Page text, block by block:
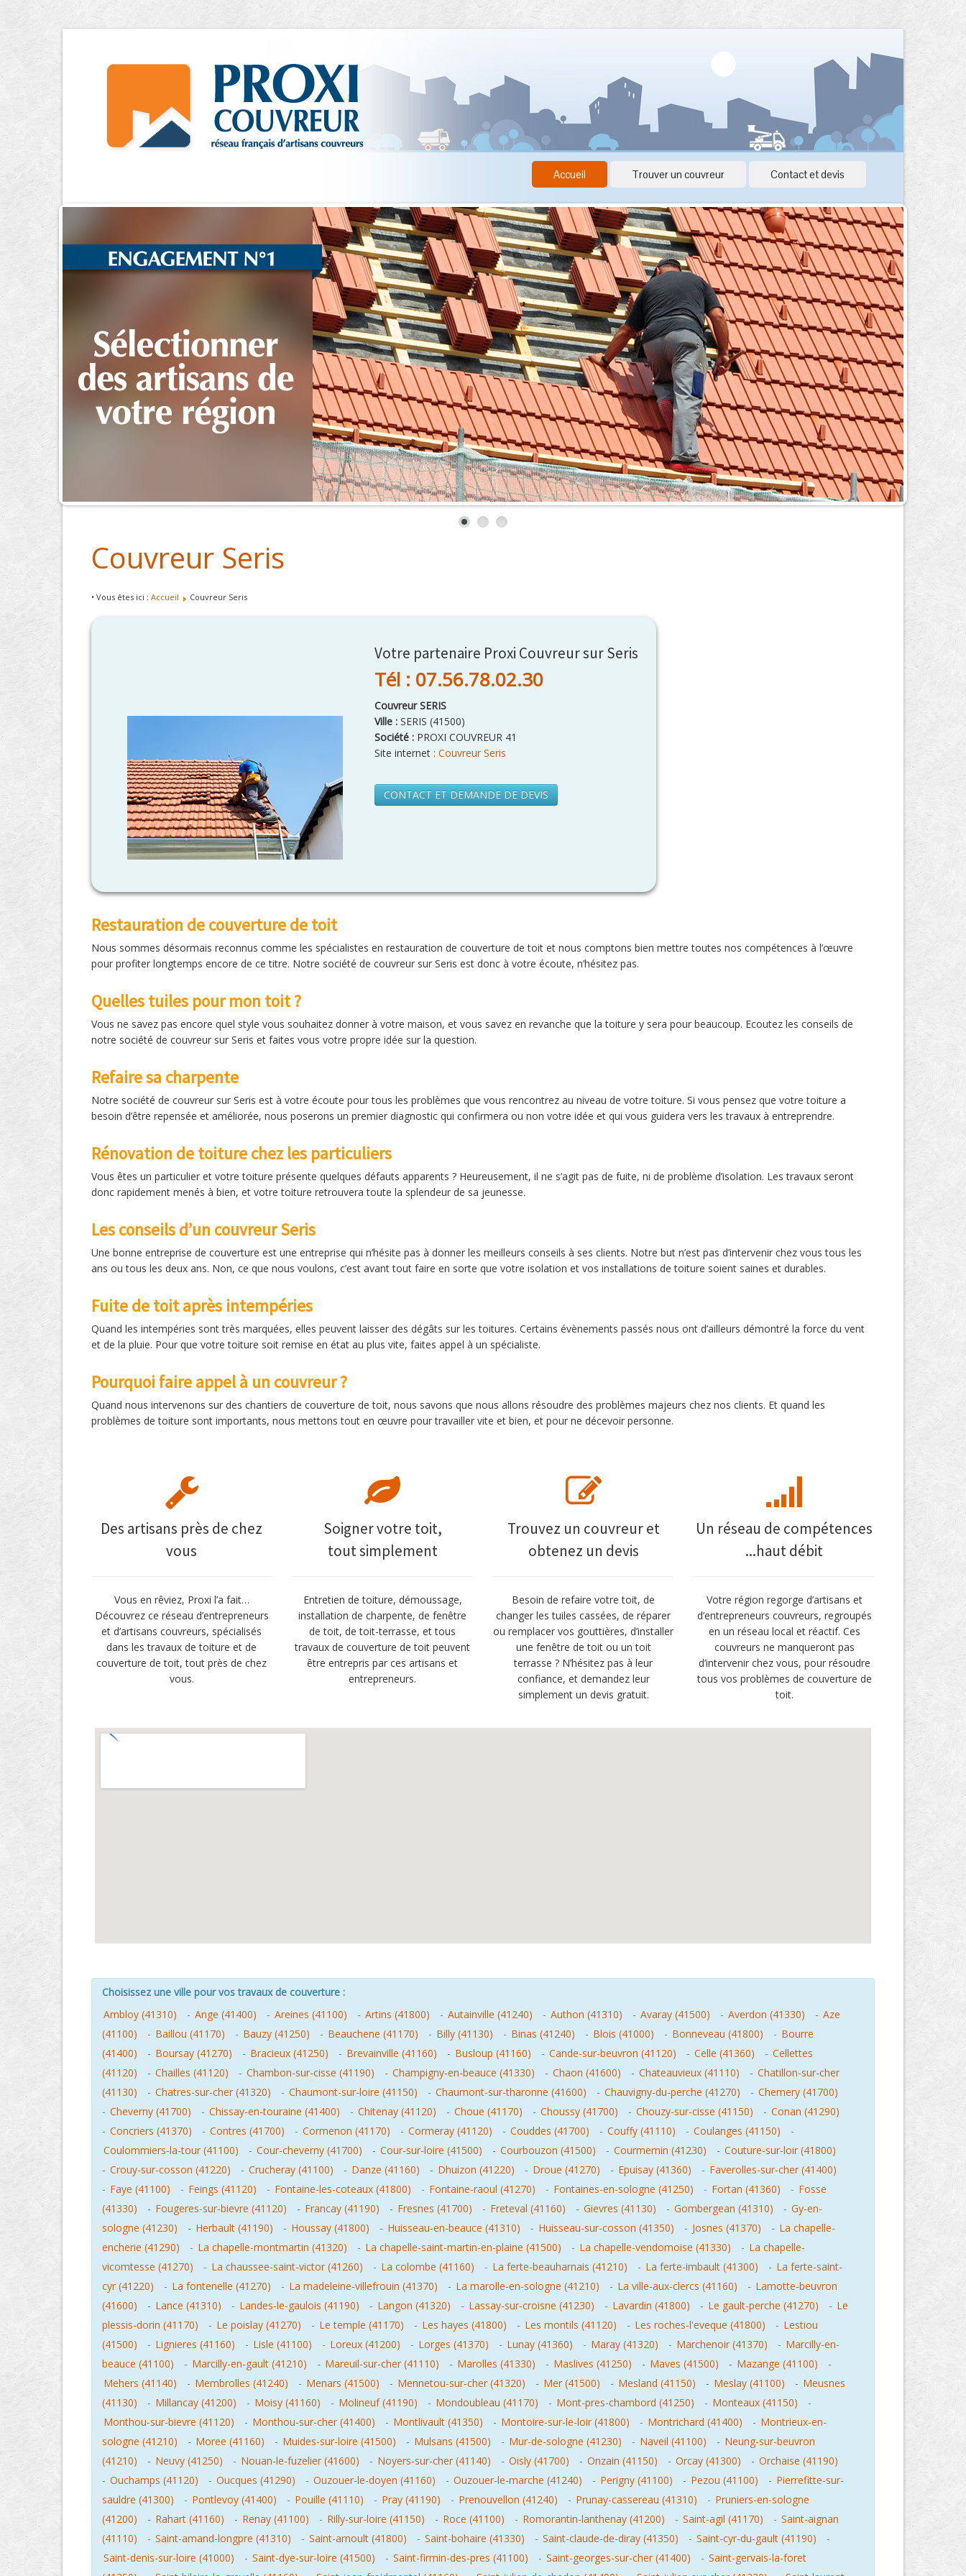
Accueil Trouver un couvreur Contact et devis
Couvreur Seris
• Vous êtes ici : Accueil Couvreur Seris
Votre partenaire Proxi Couvreur sur Seris
Tél : 07.56.78.02.30
Couvreur SERIS
Ville : SERIS (41500)
Société : PROXI COUVREUR 41
Site internet : Couvreur Seris
CONTACT ET DEMANDE DE DEVIS
Restauration de couverture de toit
Nous sommes désormais reconnus comme les spécialistes en restauration de couverture de toit et nous comptons bien mettre toutes nos compétences à l’œuvre
pour profiter longtemps encore de ce titre. Notre société de couvreur sur Seris est donc à votre écoute, n’hésitez pas.
Quelles tuiles pour mon toit ?
Vous ne savez pas encore quel style vous souhaitez donner à votre maison, et vous savez en revanche que la toiture y sera pour beaucoup. Ecoutez les conseils de
notre société de couvreur sur Seris et faites vous votre propre idée sur la question.
Refaire sa charpente
Notre société de couvreur sur Seris est à votre écoute pour tous les problèmes que vous rencontrez au niveau de votre toiture. Si vous pensez que votre toiture a
besoin d’être repensée et améliorée, nous poserons un premier diagnostic qui confirmera ou non votre idée et qui vous guidera vers les travaux à entreprendre.
Rénovation de toiture chez les particuliers
Vous êtes un particulier et votre toiture présente quelques défauts apparents ? Heureusement, il ne s’agit pas de fuite, ni de problème d’isolation. Les travaux seront
donc rapidement menés à bien, et votre toiture retrouvera toute la splendeur de sa jeunesse.
Les conseils d’un couvreur Seris
Une bonne entreprise de couverture est une entreprise qui n’hésite pas à donner les meilleurs conseils à ses clients. Notre but n’est pas d’intervenir chez vous tous les
ans ou tous les deux ans. Non, ce que nous voulons, c’est avant tout faire en sorte que votre isolation et vos installations de toiture soient saines et durables.
Fuite de toit après intempéries
Quand les intempéries sont très marquées, elles peuvent laisser des dégâts sur les toitures. Certains évènements passés nous ont d’ailleurs démontré la force du vent
et de la pluie. Pour que votre toiture soit remise en état au plus vite, faites appel à un spécialiste.
Pourquoi faire appel à un couvreur ?
Quand nous intervenons sur des chantiers de couverture de toit, nous savons que nous allons résoudre des problèmes majeurs chez nos clients. Et quand les
problèmes de toiture sont importants, nous mettons tout en œuvre pour travailler vite et bien, et pour ne décevoir personne.
Des artisans près de chez
vous
Vous en rêviez, Proxi l’a fait…
Découvrez ce réseau d’entrepreneurs
et d’artisans couvreurs, spécialisés
dans les travaux de toiture et de
couverture de toit, tout près de chez
vous.
Soigner votre toit,
tout simplement
Entretien de toiture, démoussage,
installation de charpente, de fenêtre
de toit, de toit-terrasse, et tous
travaux de couverture de toit peuvent
être entrepris par ces artisans et
entrepreneurs.
Trouvez un couvreur et
obtenez un devis
Besoin de refaire votre toit, de
changer les tuiles cassées, de réparer
ou remplacer vos gouttières, d’installer
une fenêtre de toit ou un toit
terrasse ? N’hésitez pas à leur
confiance, et demandez leur
simplement un devis gratuit.
Un réseau de compétences
...haut débit
Votre région regorge d’artisans et
d’entrepreneurs couvreurs, regroupés
en un réseau local et réactif. Ces
couvreurs ne manqueront pas
d’intervenir chez vous, pour résoudre
tous vos problèmes de couverture de
toit.
Choisissez une ville pour vos travaux de couverture :
Ambloy (41310)
- Ange (41400) - Areines (41100) - Artins (41800) - Autainville (41240) - Authon (41310) - Avaray (41500) - Averdon (41330) - Aze
(41100)
- Baillou (41170) - Bauzy (41250) - Beauchene (41170) - Billy (41130) - Binas (41240) - Blois (41000) - Bonneveau (41800) - Bourre
(41400)
- Boursay (41270) - Bracieux (41250) - Brevainville (41160) - Busloup (41160) - Cande-sur-beuvron (41120) - Celle (41360) - Cellettes
(41120)
- Chailles (41120) - Chambon-sur-cisse (41190) - Champigny-en-beauce (41330) - Chaon (41600) - Chateauvieux (41110) - Chatillon-sur-cher
(41130)
- Chatres-sur-cher (41320) - Chaumont-sur-loire (41150) - Chaumont-sur-tharonne (41600) - Chauvigny-du-perche (41270) - Chemery (41700)
- Cheverny (41700) - Chissay-en-touraine (41400) - Chitenay (41120) - Choue (41170) - Choussy (41700) - Chouzy-sur-cisse (41150) - Conan (41290)
- Concriers (41370) - Contres (41700) - Cormenon (41170) - Cormeray (41120) - Couddes (41700) - Couffy (41110) - Coulanges (41150)
-
Coulommiers-la-tour (41100)
- Cour-cheverny (41700) - Cour-sur-loire (41500) - Courbouzon (41500) - Courmemin (41230) - Couture-sur-loir (41800)
- Crouy-sur-cosson (41220) - Crucheray (41100) - Danze (41160) - Dhuizon (41220) - Droue (41270) - Epuisay (41360) - Faverolles-sur-cher (41400)
- Faye (41100) - Feings (41120) - Fontaine-les-coteaux (41800) - Fontaine-raoul (41270) - Fontaines-en-sologne (41250) - Fortan (41360) - Fosse
(41330)
- Fougeres-sur-bievre (41120) - Francay (41190) - Fresnes (41700) - Freteval (41160) - Gievres (41130) - Gombergean (41310) - Gy-en-
sologne (41230)
- Herbault (41190) - Houssay (41800) - Huisseau-en-beauce (41310) - Huisseau-sur-cosson (41350) - Josnes (41370) - La chapelle-
encherie (41290)
- La chapelle-montmartin (41320) - La chapelle-saint-martin-en-plaine (41500) - La chapelle-vendomoise (41330) - La chapelle-
vicomtesse (41270)
- La chaussee-saint-victor (41260) - La colombe (41160) - La ferte-beauharnais (41210) - La ferte-imbault (41300) - La ferte-saint-
cyr (41220)
- La fontenelle (41270) - La madeleine-villefrouin (41370) - La marolle-en-sologne (41210) - La ville-aux-clercs (41160) - Lamotte-beuvron
(41600)
- Lance (41310) - Landes-le-gaulois (41190) - Langon (41320) - Lassay-sur-croisne (41230) - Lavardin (41800) - Le gault-perche (41270) - Le
plessis-dorin (41170)
- Le poislay (41270) - Le temple (41170) - Les hayes (41800) - Les montils (41120) - Les roches-l'eveque (41800) - Lestiou
(41500)
- Lignieres (41160) - Lisle (41100) - Loreux (41200) - Lorges (41370) - Lunay (41360) - Maray (41320) - Marchenoir (41370) - Marcilly-en-
beauce (41100)
- Marcilly-en-gault (41210) - Mareuil-sur-cher (41110) - Marolles (41330) - Maslives (41250) - Maves (41500) - Mazange (41100)
-
Mehers (41140)
- Membrolles (41240) - Menars (41500) - Mennetou-sur-cher (41320) - Mer (41500) - Mesland (41150) - Meslay (41100) - Meusnes
(41130)
- Millancay (41200) - Moisy (41160) - Molineuf (41190) - Mondoubleau (41170) - Mont-pres-chambord (41250) - Monteaux (41150)
-
Monthou-sur-bievre (41120)
- Monthou-sur-cher (41400) - Montlivault (41350) - Montoire-sur-le-loir (41800) - Montrichard (41400) - Montrieux-en-
sologne (41210)
- Moree (41160) - Muides-sur-loire (41500) - Mulsans (41500) - Mur-de-sologne (41230) - Naveil (41100) - Neung-sur-beuvron
(41210)
- Neuvy (41250) - Nouan-le-fuzelier (41600) - Noyers-sur-cher (41140) - Oisly (41700) - Onzain (41150) - Orcay (41300) - Orchaise (41190)
- Ouchamps (41120) - Oucques (41290) - Ouzouer-le-doyen (41160) - Ouzouer-le-marche (41240) - Perigny (41100) - Pezou (41100) - Pierrefitte-sur-
sauldre (41300)
- Pontlevoy (41400) - Pouille (41110) - Pray (41190) - Prenouvellon (41240) - Prunay-cassereau (41310) - Pruniers-en-sologne
(41200)
- Rahart (41160) - Renay (41100) - Rilly-sur-loire (41150) - Roce (41100) - Romorantin-lanthenay (41200) - Saint-agil (41170) - Saint-aignan
(41110)
- Saint-amand-longpre (41310) - Saint-arnoult (41800) - Saint-bohaire (41330) - Saint-claude-de-diray (41350) - Saint-cyr-du-gault (41190)
-
Saint-denis-sur-loire (41000)
- Saint-dye-sur-loire (41500) - Saint-firmin-des-pres (41100) - Saint-georges-sur-cher (41400) - Saint-gervais-la-foret